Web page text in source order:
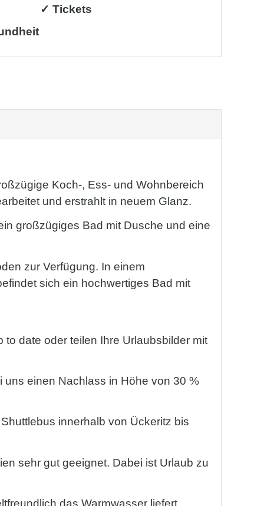
✓ Tickets
Koch-, Ess- und Wohnbereich
und erstrahlt in neuem Glanz.
großzügiges Bad mit Dusche und eine
zur Verfügung. In einem
sich ein hochwertiges Bad mit
date oder teilen Ihre Urlaubsbilder mit
uns einen Nachlass in Höhe von 30 %
innerhalb von Ückeritz bis
sehr gut geeignet. Dabei ist Urlaub zu
das Warmwasser liefert.